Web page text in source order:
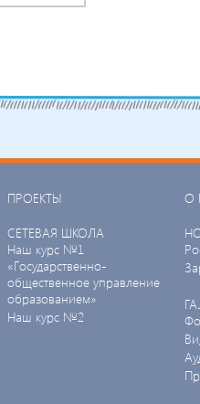
ПРОЕКТЫ
СЕТЕВАЯ ШКОЛА
Наш курс №1
«Государственно-
общественное управление
образованием»
Наш курс №2
О